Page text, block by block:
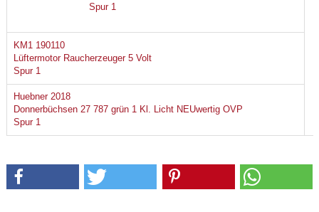
Spur 1
KM1 190110
Lüftermotor Raucherzeuger 5 Volt
Spur 1
Huebner 2018
Donnerbüchsen 27 787 grün 1 Kl. Licht NEUwertig OVP
Spur 1